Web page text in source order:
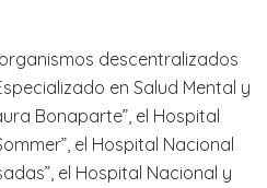
descentralizados
en Salud Mental y
Bonaparte”, el Hospital
el Hospital Nacional
el Hospital Nacional y